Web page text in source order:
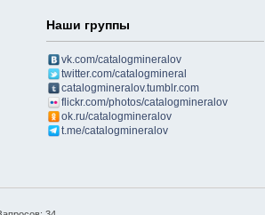
Наши группы
vk.com/catalogmineralov
twitter.com/catalogmineral
catalogmineralov.tumblr.com
flickr.com/photos/catalogmineralov
ok.ru/catalogmineralov
t.me/catalogmineralov